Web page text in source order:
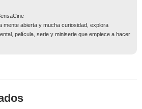
mente abierta y mucha curiosidad, explora
película, serie y miniserie que empiece a hacer